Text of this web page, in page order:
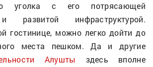
уголка с его потрясающей
развитой инфраструктурой.
гостинице, можно легко дойти до
места пешком. Да и другие
Алушты здесь вполне